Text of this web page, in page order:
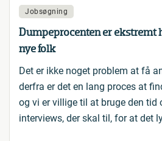
Jobsøgning
Dumpeprocenten er
nye folk
Det er ikke noget problem at få
derfra er det en lang proces at
og vi er villige til at bruge den tid
interviews, der skal til, for at det